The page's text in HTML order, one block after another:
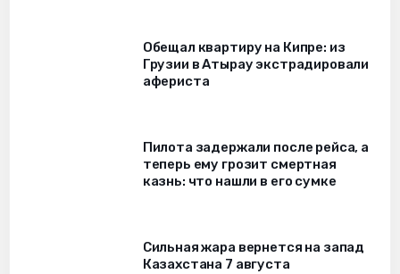
Обещал квартиру на Кипре: из
Грузии в Атырау экстрадировали
афериста
Пилота задержали после рейса, а
теперь ему грозит смертная
казнь: что нашли в его сумке
Сильная жара вернется на запад
Казахстана 7 августа